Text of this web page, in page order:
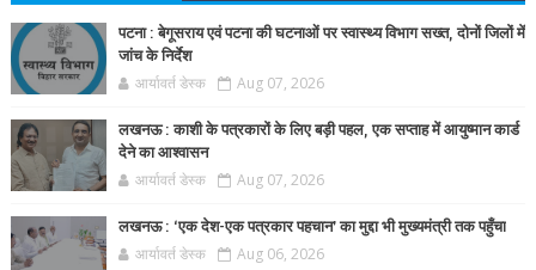
पटना : बेगूसराय एवं पटना की घटनाओं पर स्वास्थ्य विभाग सख्त, दोनों जिलों में
जांच के निर्देश
आर्यावर्त डेस्क Aug 07, 2026
लखनऊ : काशी के पत्रकारों के लिए बड़ी पहल, एक सप्ताह में आयुष्मान कार्ड
देने का आश्वासन
आर्यावर्त डेस्क Aug 07, 2026
लखनऊ : ‘एक देश-एक पत्रकार पहचान’ का मुद्दा भी मुख्यमंत्री तक पहुँचा
आर्यावर्त डेस्क Aug 06, 2026